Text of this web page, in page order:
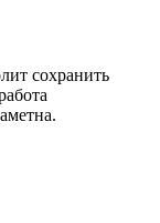
сохранить